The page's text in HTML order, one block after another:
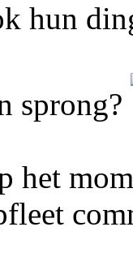
hun
sprong?
het